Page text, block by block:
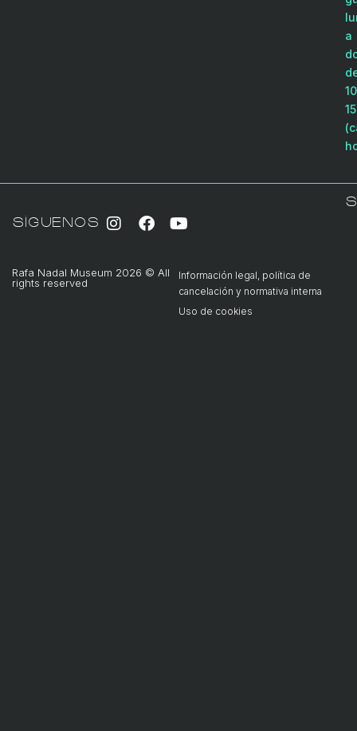
a
SÍGUENOS
Rafa Nadal Museum 2026 © All
rights reserved
Información legal, política de
cancelación y normativa interna
Uso de cookies